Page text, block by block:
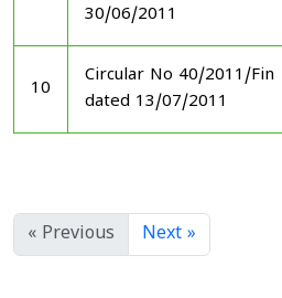
30/06/2011
10
Circular No 40/2011/Fin
dated 13/07/2011
« Previous Next »